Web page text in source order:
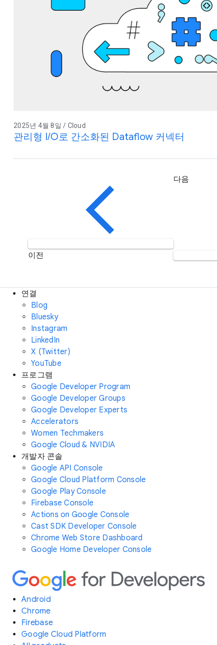
2025년 4월 8일 / Cloud
관리형 I/O로 간소화된 Dataflow 커넥터
이전
다음
연결
Blog
Bluesky
Instagram
LinkedIn
X (Twitter)
YouTube
프로그램
Google Developer Program
Google Developer Groups
Google Developer Experts
Accelerators
Women Techmakers
Google Cloud & NVIDIA
개발자 콘솔
Google API Console
Google Cloud Platform Console
Google Play Console
Firebase Console
Actions on Google Console
Cast SDK Developer Console
Chrome Web Store Dashboard
Google Home Developer Console
Android
Chrome
Firebase
Google Cloud Platform